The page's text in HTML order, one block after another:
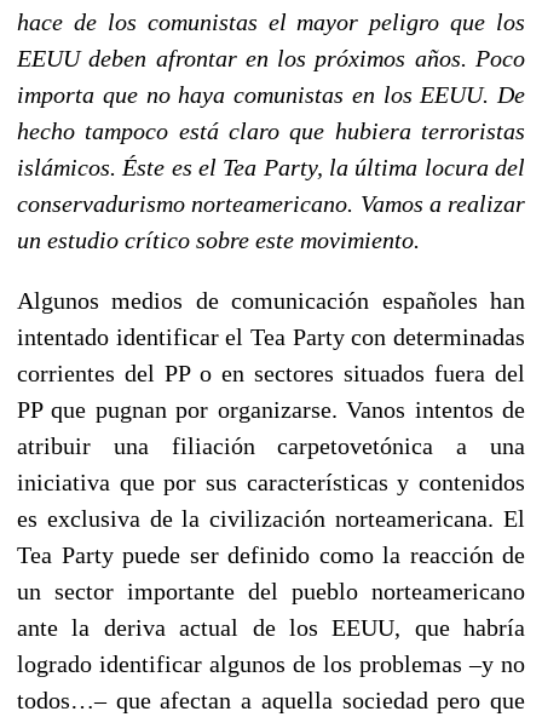
hace de los comunistas el mayor peligro que los
EEUU deben afrontar en los próximos años. Poco
importa que no haya comunistas en los EEUU. De
hecho tampoco está claro que hubiera terroristas
islámicos. Éste es el Tea Party, la última locura del
conservadurismo norteamericano. Vamos a realizar
un estudio crítico sobre este movimiento.
Algunos medios de comunicación españoles han
intentado identificar el Tea Party con determinadas
corrientes del PP o en sectores situados fuera del
PP que pugnan por organizarse. Vanos intentos de
atribuir una filiación carpetovetónica a una
iniciativa que por sus características y contenidos
es exclusiva de la civilización norteamericana. El
Tea Party puede ser definido como la reacción de
un sector importante del pueblo norteamericano
ante la deriva actual de los EEUU, que habría
logrado identificar algunos de los problemas –y no
todos…– que afectan a aquella sociedad pero que